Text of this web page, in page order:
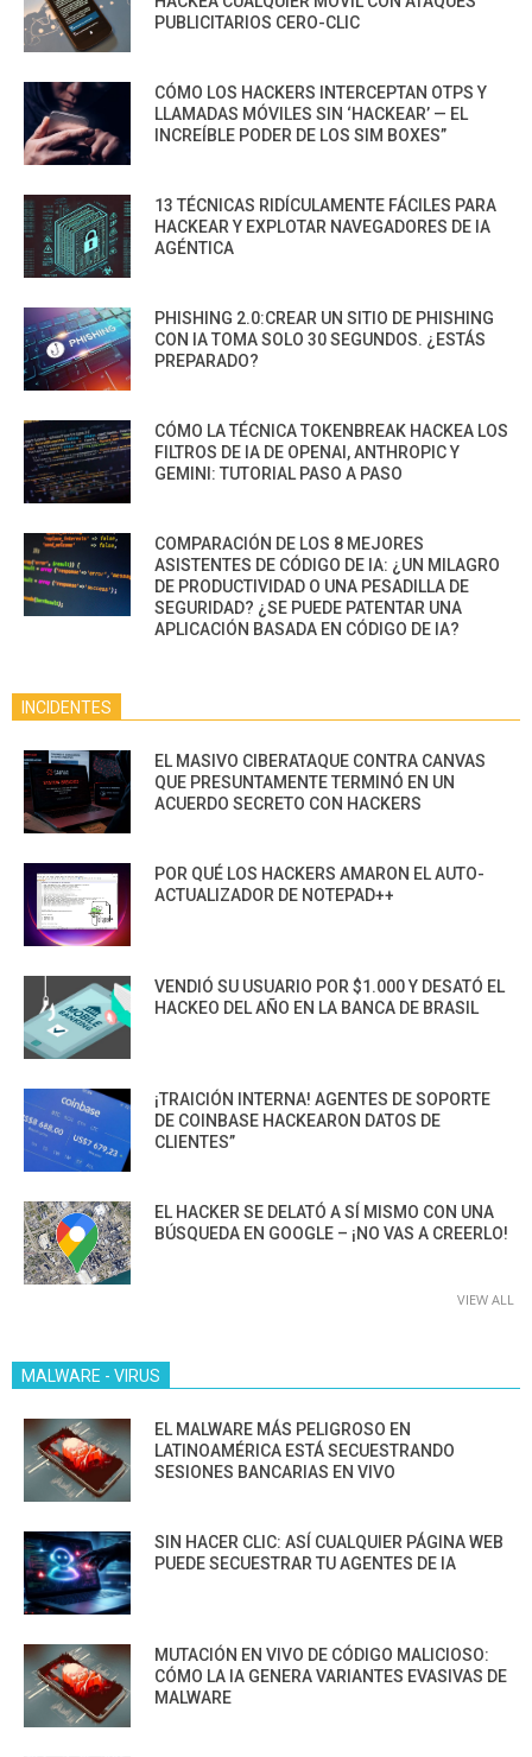
PUBLICITARIOS CERO-CLIC
CÓMO LOS HACKERS INTERCEPTAN OTPS Y
LLAMADAS MÓVILES SIN ‘HACKEAR’ — EL
INCREÍBLE PODER DE LOS SIM BOXES”
13 TÉCNICAS RIDÍCULAMENTE FÁCILES PARA
HACKEAR Y EXPLOTAR NAVEGADORES DE IA
AGÉNTICA
PHISHING 2.0:CREAR UN SITIO DE PHISHING
CON IA TOMA SOLO 30 SEGUNDOS. ¿ESTÁS
PREPARADO?
CÓMO LA TÉCNICA TOKENBREAK HACKEA LOS
FILTROS DE IA DE OPENAI, ANTHROPIC Y
GEMINI: TUTORIAL PASO A PASO
COMPARACIÓN DE LOS 8 MEJORES
ASISTENTES DE CÓDIGO DE IA: ¿UN MILAGRO
DE PRODUCTIVIDAD O UNA PESADILLA DE
SEGURIDAD? ¿SE PUEDE PATENTAR UNA
APLICACIÓN BASADA EN CÓDIGO DE IA?
INCIDENTES
EL MASIVO CIBERATAQUE CONTRA CANVAS
QUE PRESUNTAMENTE TERMINÓ EN UN
ACUERDO SECRETO CON HACKERS
POR QUÉ LOS HACKERS AMARON EL AUTO-
ACTUALIZADOR DE NOTEPAD++
VENDIÓ SU USUARIO POR $1.000 Y DESATÓ EL
HACKEO DEL AÑO EN LA BANCA DE BRASIL
¡TRAICIÓN INTERNA! AGENTES DE SOPORTE
DE COINBASE HACKEARON DATOS DE
CLIENTES”
EL HACKER SE DELATÓ A SÍ MISMO CON UNA
BÚSQUEDA EN GOOGLE – ¡NO VAS A CREERLO!
VIEW ALL
MALWARE - VIRUS
EL MALWARE MÁS PELIGROSO EN
LATINOAMÉRICA ESTÁ SECUESTRANDO
SESIONES BANCARIAS EN VIVO
SIN HACER CLIC: ASÍ CUALQUIER PÁGINA WEB
PUEDE SECUESTRAR TU AGENTES DE IA
MUTACIÓN EN VIVO DE CÓDIGO MALICIOSO:
CÓMO LA IA GENERA VARIANTES EVASIVAS DE
MALWARE